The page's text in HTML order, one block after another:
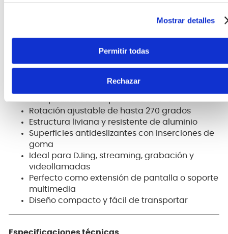
Mostrar detalles
Permitir todas
Rechazar
confiable para múltiples configuraciones.
Características destacadas
Soporte plegable y ajustable para tablets y
Compatible con dispositivos de 7" a 13"
Rotación ajustable de hasta 270 grados
Estructura liviana y resistente de aluminio
Superficies antideslizantes con inserciones de
goma
Ideal para DJing, streaming, grabación y
videollamadas
Perfecto como extensión de pantalla o soporte
multimedia
Diseño compacto y fácil de transportar
Especificaciones técnicas